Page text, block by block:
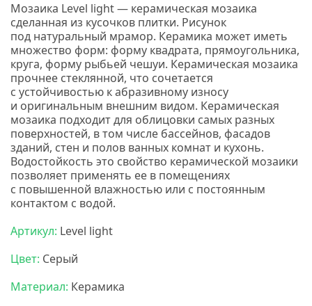
Мозаика Level light — керамическая мозаика
сделанная из кусочков плитки. Рисунок
под натуральный мрамор. Керамика может иметь
множество форм: форму квадрата, прямоугольника,
круга, форму рыбьей чешуи. Керамическая мозаика
прочнее стеклянной, что сочетается
с устойчивостью к абразивному износу
и оригинальным внешним видом. Керамическая
мозаика подходит для облицовки самых разных
поверхностей, в том числе бассейнов, фасадов
зданий, стен и полов ванных комнат и кухонь.
Водостойкость это свойство керамической мозаики
позволяет применять ее в помещениях
с повышенной влажностью или с постоянным
контактом с водой.
Артикул: Level light
Цвет: Серый
Материал: Керамика